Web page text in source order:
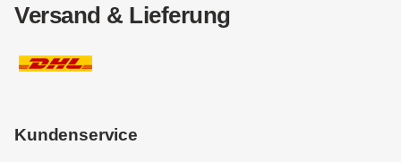
Versand & Lieferung
Kundenservice